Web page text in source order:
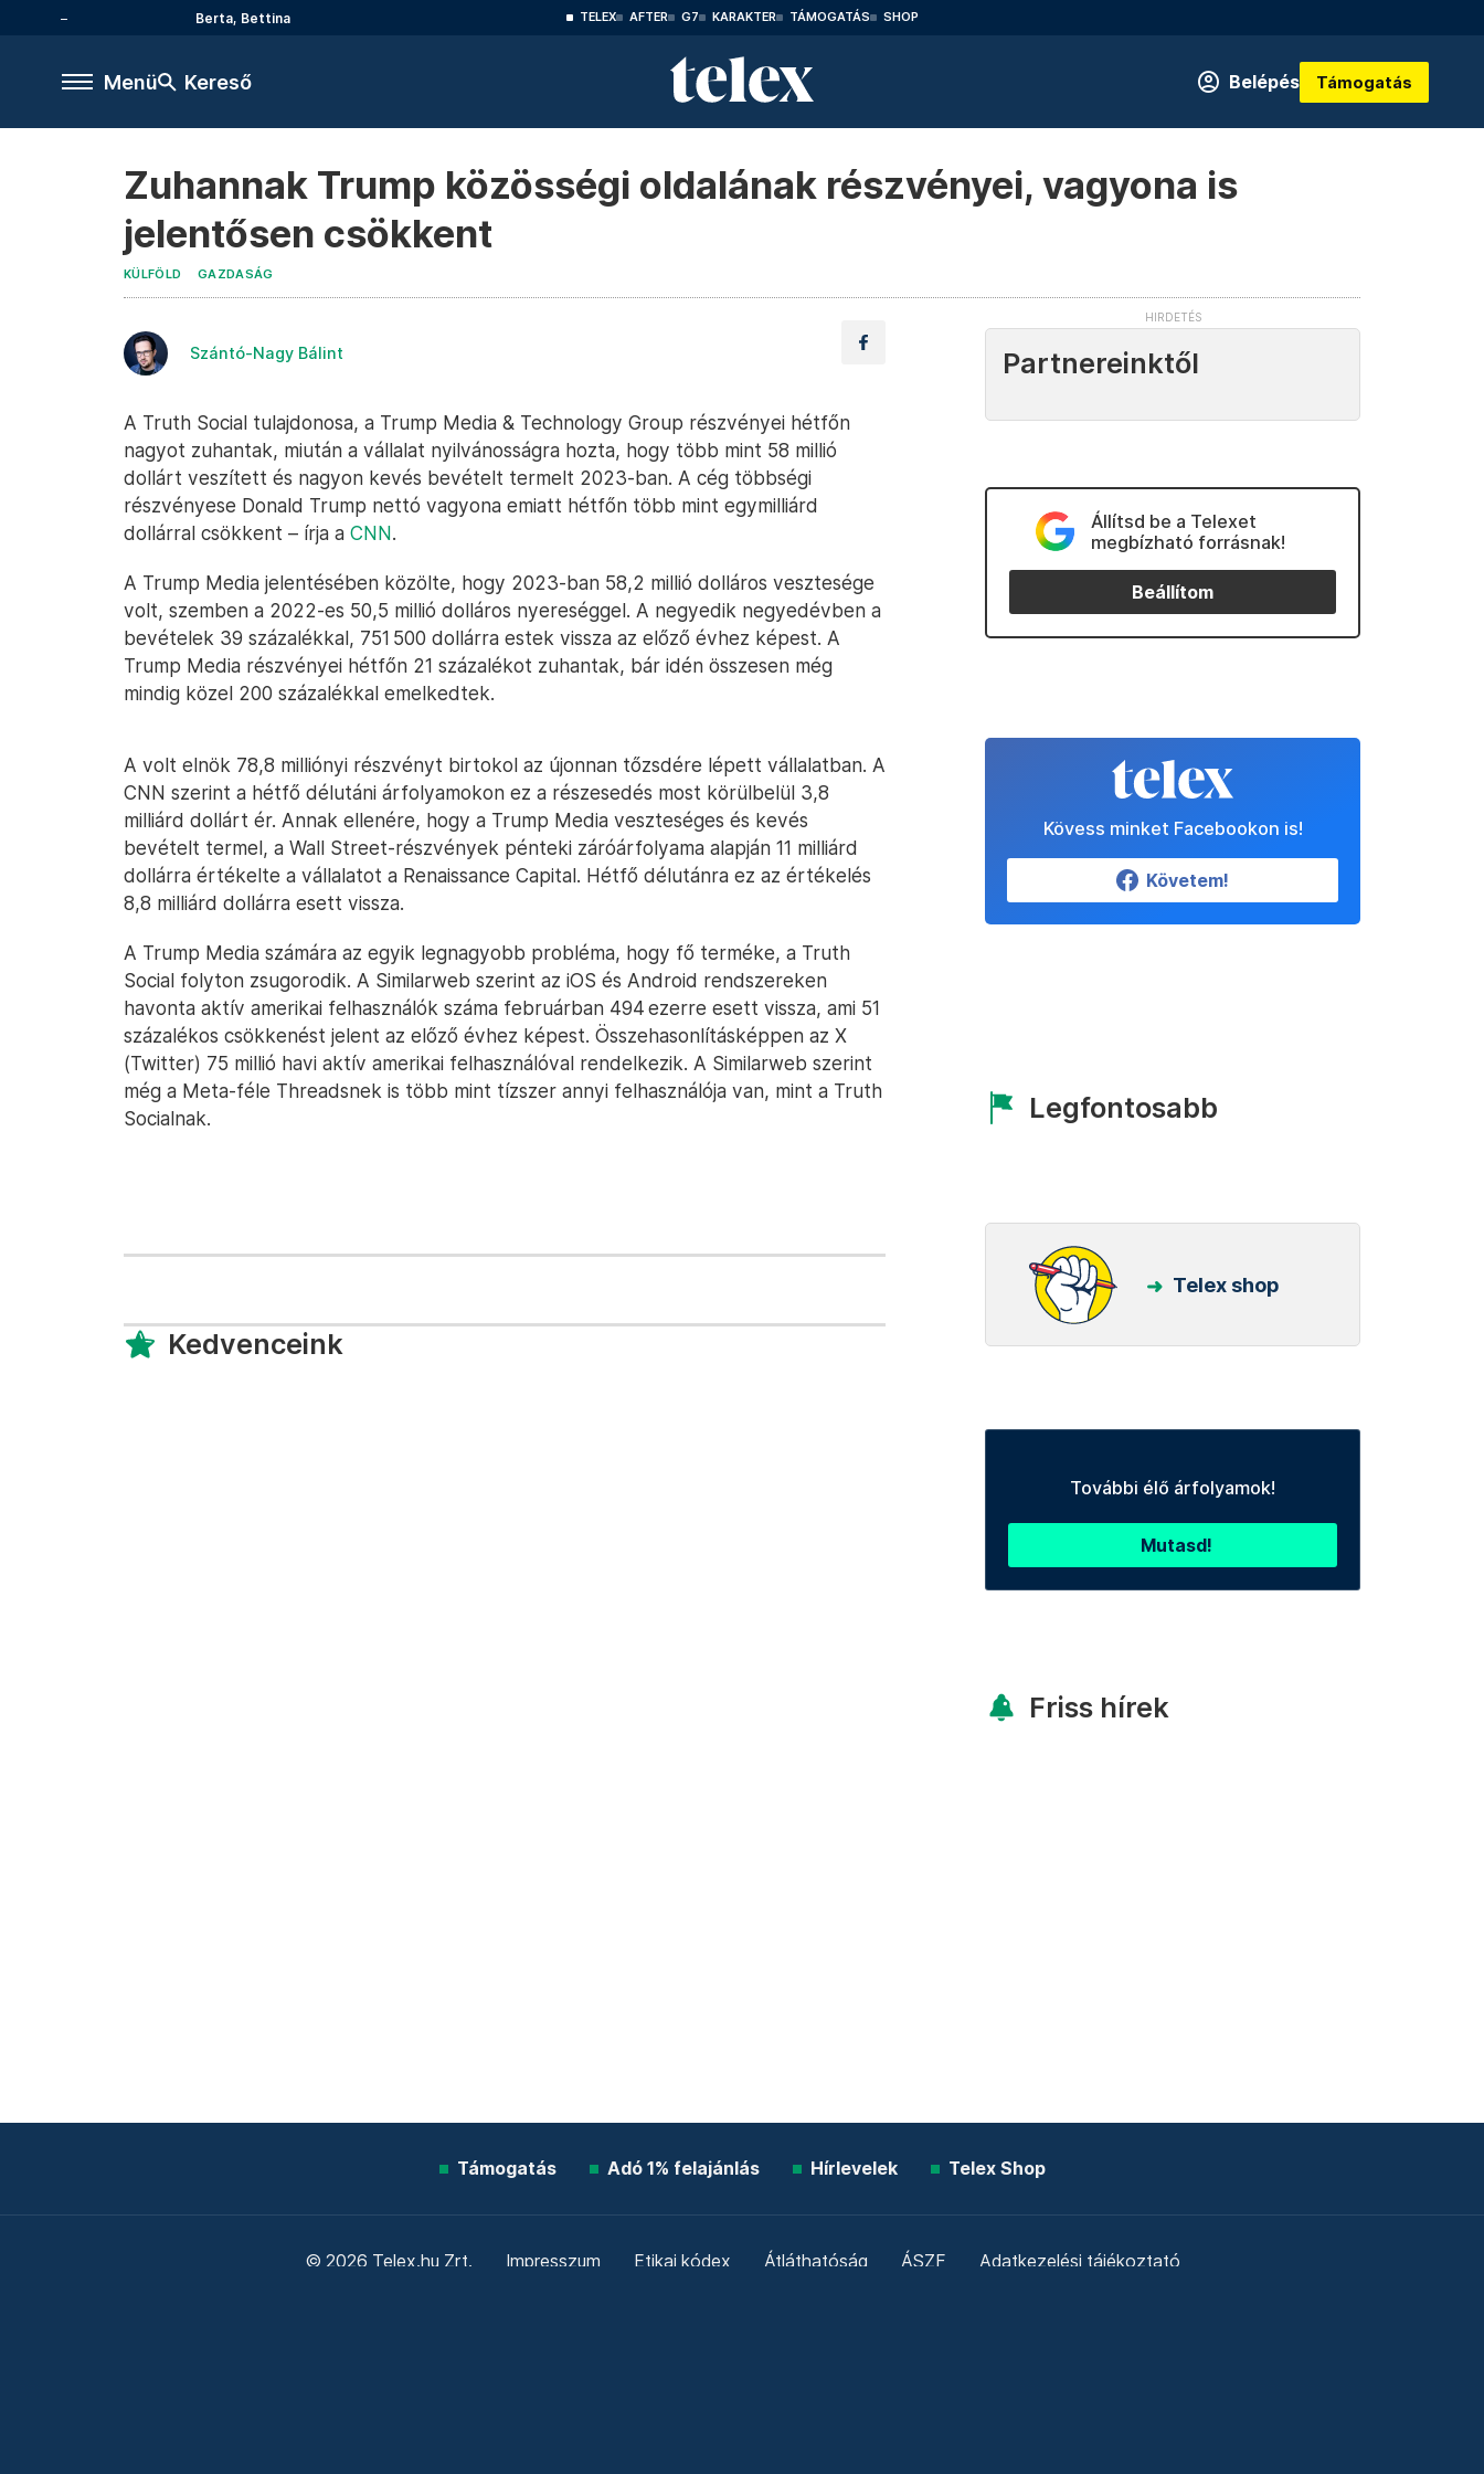
Berta, Bettina TELEX AFTER G7 KARAKTER TÁMOGATÁS SHOP
Menü Kereső Belépés Támogatás
Zuhannak Trump közösségi oldalának részvényei, vagyona is
jelentősen csökkent
KÜLFÖLD GAZDASÁG
Szántó-Nagy Bálint
A Truth Social tulajdonosa, a Trump Media & Technology Group részvényei hétfőn
nagyot zuhantak, miután a vállalat nyilvánosságra hozta, hogy több mint 58 millió
dollárt veszített és nagyon kevés bevételt termelt 2023-ban. A cég többségi
részvényese Donald Trump nettó vagyona emiatt hétfőn több mint egymilliárd
dollárral csökkent – írja a CNN.
A Trump Media jelentésében közölte, hogy 2023-ban 58,2 millió dolláros vesztesége
volt, szemben a 2022-es 50,5 millió dolláros nyereséggel. A negyedik negyedévben a
bevételek 39 százalékkal, 751 500 dollárra estek vissza az előző évhez képest. A
Trump Media részvényei hétfőn 21 százalékot zuhantak, bár idén összesen még
mindig közel 200 százalékkal emelkedtek.
A volt elnök 78,8 milliónyi részvényt birtokol az újonnan tőzsdére lépett vállalatban. A
CNN szerint a hétfő délutáni árfolyamokon ez a részesedés most körülbelül 3,8
milliárd dollárt ér. Annak ellenére, hogy a Trump Media veszteséges és kevés
bevételt termel, a Wall Street-részvények pénteki záróárfolyama alapján 11 milliárd
dollárra értékelte a vállalatot a Renaissance Capital. Hétfő délutánra ez az értékelés
8,8 milliárd dollárra esett vissza.
A Trump Media számára az egyik legnagyobb probléma, hogy fő terméke, a Truth
Social folyton zsugorodik. A Similarweb szerint az iOS és Android rendszereken
havonta aktív amerikai felhasználók száma februárban 494 ezerre esett vissza, ami 51
százalékos csökkenést jelent az előző évhez képest. Összehasonlításképpen az X
(Twitter) 75 millió havi aktív amerikai felhasználóval rendelkezik. A Similarweb szerint
még a Meta-féle Threadsnek is több mint tízszer annyi felhasználója van, mint a Truth
Socialnak.
Kedvenceink
Partnereinktől
Állítsd be a Telexet
megbízható forrásnak!
Beállítom
Kövess minket Facebookon is!
Követem!
Legfontosabb
Telex shop
További élő árfolyamok!
Mutasd!
Friss hírek
Támogatás Adó 1% felajánlás Hírlevelek Telex Shop
© 2026 Telex.hu Zrt. Impresszum Etikai kódex Átláthatóság ÁSZF Adatkezelési tájékoztató